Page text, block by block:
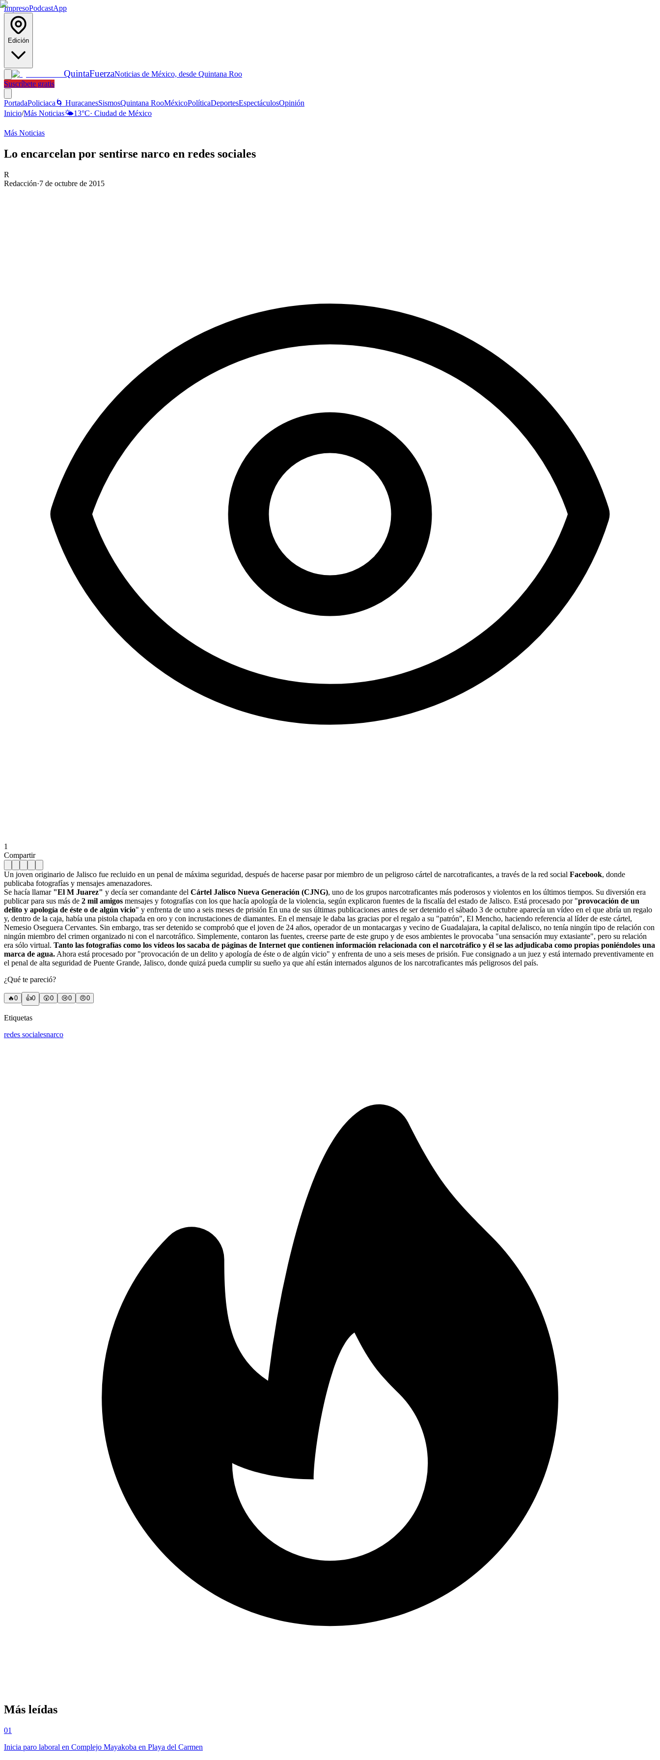
ImpresoPodcastApp
Edición
QuintaFuerzaNoticias de México, desde Quintana Roo
Suscríbete gratis
PortadaPoliciaca 🌀 HuracanesSismosQuintana RooMéxicoPolíticaDeportesEspectáculosOpinión
Inicio/Más Noticias🌤️13°C· Ciudad de México
Más Noticias
Lo encarcelan por sentirse narco en redes sociales
R
Redacción·7 de octubre de 2015
1
Compartir
Un joven originario de Jalisco fue recluido en un penal de máxima seguridad, después de hacerse pasar por miembro de un peligroso cártel de narcotraficantes, a través de la red social Facebook, donde
publicaba fotografías y mensajes amenazadores.
Se hacía llamar "El M Juarez" y decía ser comandante del Cártel Jalisco Nueva Generación (CJNG), uno de los grupos narcotraficantes más poderosos y violentos en los últimos tiempos. Su diversión era
publicar para sus más de 2 mil amigos mensajes y fotografías con los que hacía apología de la violencia, según explicaron fuentes de la fiscalía del estado de Jalisco. Está procesado por "provocación de un
delito y apología de éste o de algún vicio" y enfrenta de uno a seis meses de prisión En una de sus últimas publicaciones antes de ser detenido el sábado 3 de octubre aparecía un vídeo en el que abría un regalo
y, dentro de la caja, había una pistola chapada en oro y con incrustaciones de diamantes. En el mensaje le daba las gracias por el regalo a su "patrón", El Mencho, haciendo referencia al líder de este cártel,
Nemesio Oseguera Cervantes. Sin embargo, tras ser detenido se comprobó que el joven de 24 años, operador de un montacargas y vecino de Guadalajara, la capital deJalisco, no tenía ningún tipo de relación con
ningún miembro del crimen organizado ni con el narcotráfico. Simplemente, contaron las fuentes, creerse parte de este grupo y de esos ambientes le provocaba "una sensación muy extasiante", pero su relación
era sólo virtual. Tanto las fotografías como los vídeos los sacaba de páginas de Internet que contienen información relacionada con el narcotráfico y él se las adjudicaba como propias poniéndoles una
marca de agua. Ahora está procesado por "provocación de un delito y apología de éste o de algún vicio" y enfrenta de uno a seis meses de prisión. Fue consignado a un juez y está internado preventivamente en
el penal de alta seguridad de Puente Grande, Jalisco, donde quizá pueda cumplir su sueño ya que ahí están internados algunos de los narcotraficantes más peligrosos del país.
¿Qué te pareció?
🔥0 👍0 😲0 😢0 😠0
Etiquetas
redes socialesnarco
Más leídas
01
Inicia paro laboral en Complejo Mayakoba en Playa del Carmen